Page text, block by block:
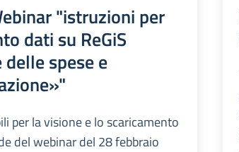
"istruzioni per
dati su ReGiS
spese e
per la visione e lo scaricamento
del webinar del 28 febbraio